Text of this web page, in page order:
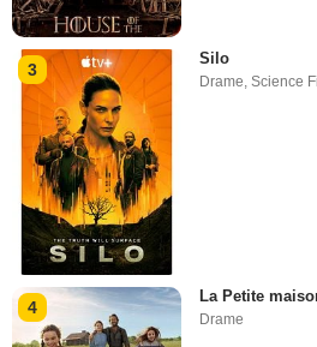
3
Silo
Drame,Science
4
La Petite
Drame